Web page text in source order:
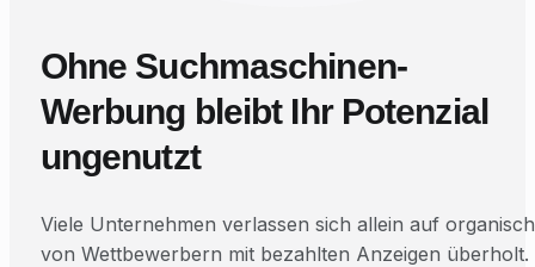
Ohne Suchmaschinen-
Werbung bleibt Ihr Potenzial
ungenutzt
Viele Unternehmen verlassen sich allein auf
von Wettbewerbern mit bezahlten Anzeigen